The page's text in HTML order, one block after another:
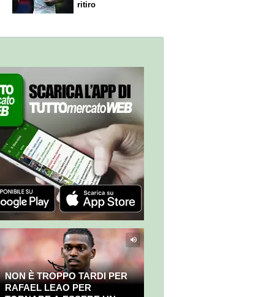
ritiro
NON È TROPPO TARDI PER
RAFAEL LEAO PER